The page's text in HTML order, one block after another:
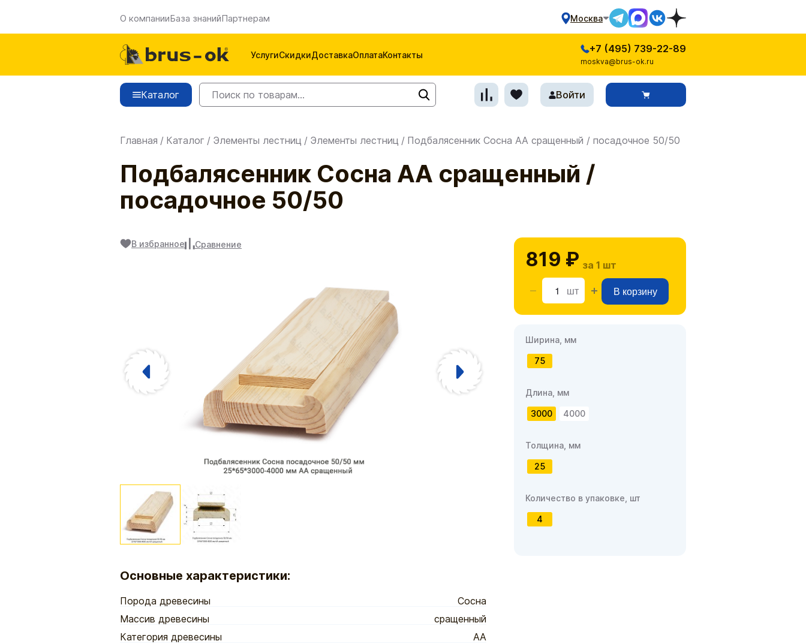
О компанииБаза знанийПартнерам Москва
УслугиСкидкиДоставкаОплатаКонтакты
+7 (495) 739-22-89
moskva@brus-ok.ru
Каталог Войти
Главная / Каталог / Элементы лестниц / Элементы лестниц / Подбалясенник Сосна АА сращенный / посадочное 50/50
Подбалясенник Сосна АА сращенный /
посадочное 50/50
В избранное Сравнение
Основные характеристики:
Порода древесины
Сосна
Массив древесины
сращенный
Категория древесины
АА
819 ₽ за 1 шт
шт В корзину
Ширина, мм
75
Длина, мм
3000 4000
Толщина, мм
25
Количество в упаковке, шт
4